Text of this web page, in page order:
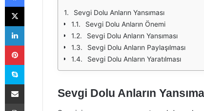
Sevgi Dolu Anların Yansıması
Sevgi Dolu Anların Önemi
Sevgi Dolu Anların Yansıması
Sevgi Dolu Anların Paylaşılması
Sevgi Dolu Anların Yaratılması
Sevgi Dolu Anların
X
LinkedIn
Pinterest
Skype
E-Posta ile paylaş